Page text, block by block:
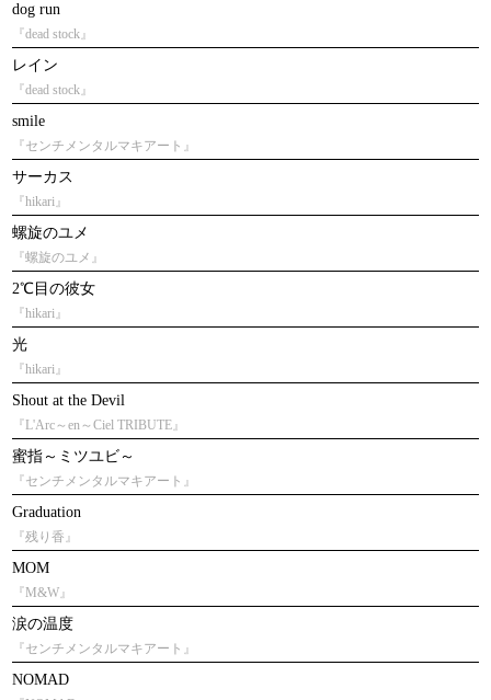
dog run
『dead stock』
レイン
『dead stock』
smile
『センチメンタルマキアート』
サーカス
『hikari』
螺旋のユメ
『螺旋のユメ』
2℃目の彼女
『hikari』
光
『hikari』
Shout at the Devil
『L'Arc～en～Ciel TRIBUTE』
蜜指～ミツユビ～
『センチメンタルマキアート』
Graduation
『残り香』
MOM
『M&W』
涙の温度
『センチメンタルマキアート』
NOMAD